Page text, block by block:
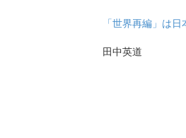
「世界再編」は
田中英道